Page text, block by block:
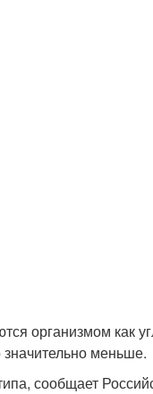
организмом как
меньше.
сообщает